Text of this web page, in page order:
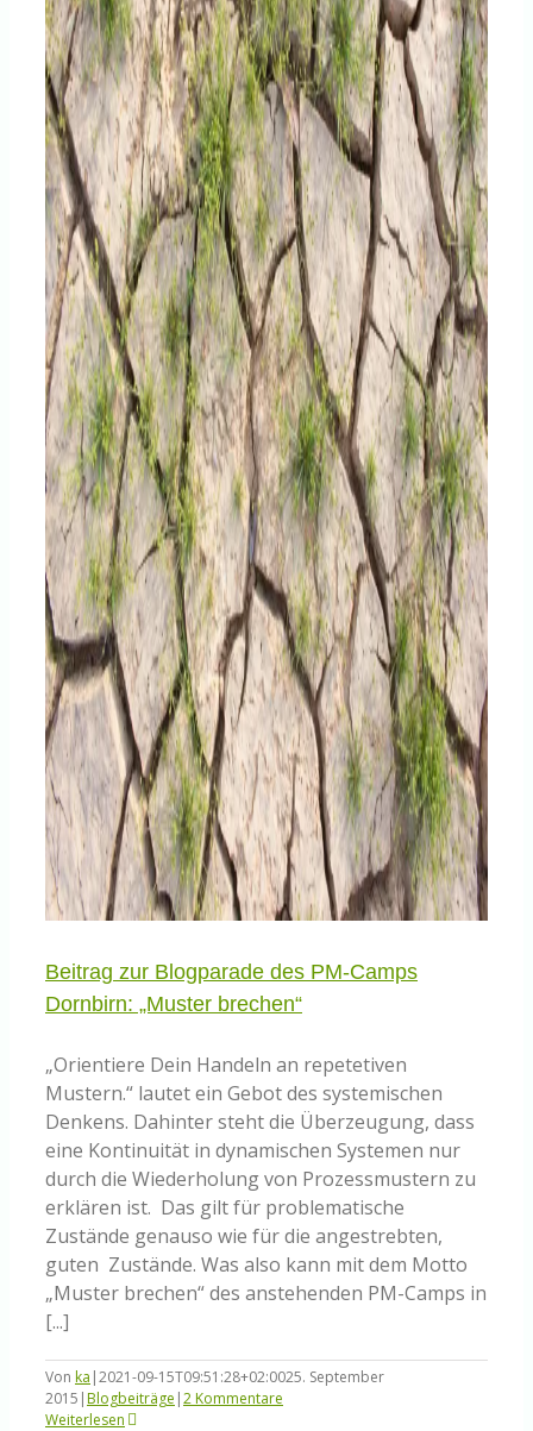
Beitrag zur Blogparade des PM-Camps
Dornbirn: „Muster brechen“
„Orientiere Dein Handeln an repetetiven
Mustern.“ lautet ein Gebot des systemischen
Denkens. Dahinter steht die Überzeugung, dass
eine Kontinuität in dynamischen Systemen nur
durch die Wiederholung von Prozessmustern zu
erklären ist. Das gilt für problematische
Zustände genauso wie für die angestrebten,
guten Zustände. Was also kann mit dem Motto
„Muster brechen“ des anstehenden PM-Camps in
[...]
Von ka |2021-09-15T09:51:28+02:0025. September
2015 |Blogbeiträge |2 Kommentare
Weiterlesen